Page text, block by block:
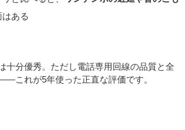
はある
十分優秀。ただし電話専用回線の品質と全
これが5年使った正直な評価です。